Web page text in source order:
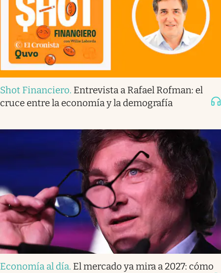
Shot Financiero. Entrevista a Rafael Rofman: el
cruce entre la economía y la demografía
Economía al día. El mercado ya mira a 2027: cómo